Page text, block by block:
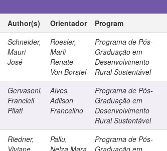
Author(s) Orientador Program
Schneider,
Mauri
José
Roesler,
Marli
Renate
Von Borstel
Programa de Pós-
Graduação em
Desenvolvimento
Rural Sustentável
Gervasoni,
Francieli
Pilati
Alves,
Adilson
Francelino
Programa de Pós-
Graduação em
Desenvolvimento
Rural Sustentável
Riedner,
Viviane
Pallu,
Nelza Mara
Programa de Pós-
Graduação em